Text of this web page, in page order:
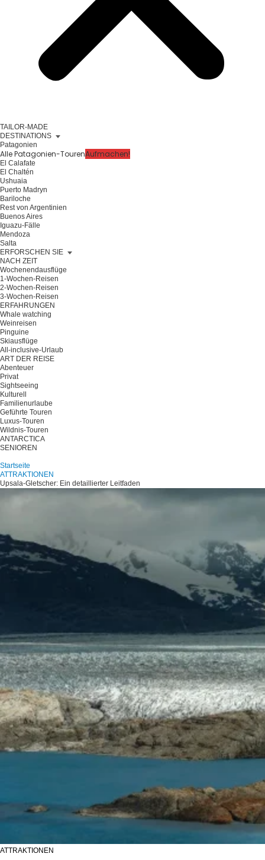
TAILOR-MADE
DESTINATIONS
Patagonien
Alle Patagonien-TourenAufmachen!
El Calafate
El Chaltén
Ushuaia
Puerto Madryn
Bariloche
Rest von Argentinien
Buenos Aires
Iguazu-Fälle
Mendoza
Salta
ERFORSCHEN SIE
NACH ZEIT
Wochenendausflüge
1-Wochen-Reisen
2-Wochen-Reisen
3-Wochen-Reisen
ERFAHRUNGEN
Whale watching
Weinreisen
Pinguine
Skiausflüge
All-inclusive-Urlaub
ART DER REISE
Abenteuer
Privat
Sightseeing
Kulturell
Familienurlaube
Geführte Touren
Luxus-Touren
Wildnis-Touren
ANTARCTICA
SENIOREN
Startseite
ATTRAKTIONEN
Upsala-Gletscher: Ein detaillierter Leitfaden
ATTRAKTIONEN